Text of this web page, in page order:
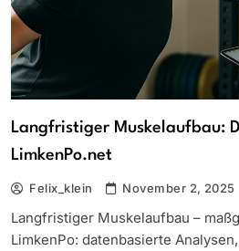
Langfristiger Muskelaufbau:
LimkenPo.net
Felix_klein November 2, 2025
Langfristiger Muskelaufbau –
LimkenPo: datenbasierte